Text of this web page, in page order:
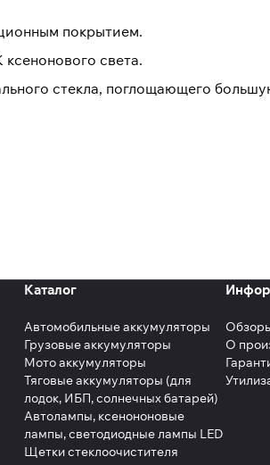
покрытием.
света.
стекла, поглощающего
Каталог
Автомобильные аккумуляторы
Грузовые аккумуляторы
Мото аккумуляторы
Тяговые аккумуляторы (для
лодок, ИБП, солнечных батарей)
Автолампы, ксенононовые
лампы, светодиодные лампы LED
Щетки стеклоочистителя
О